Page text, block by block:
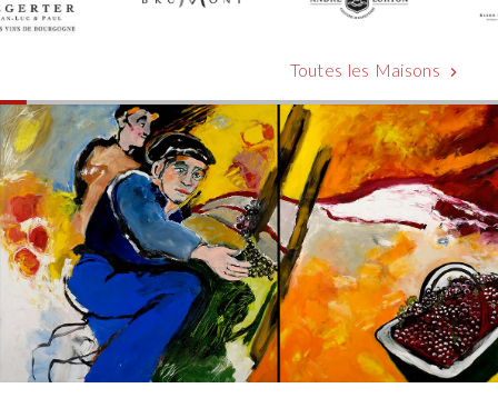
Toutes les Maisons chevron_right